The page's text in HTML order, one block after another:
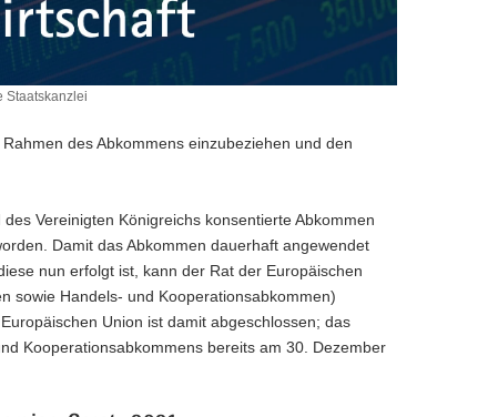
Staatskanzlei
des Abkommens einzubeziehen und den
Vereinigten Königreichs konsentierte Abkommen
Damit das Abkommen dauerhaft angewendet
nun erfolgt ist, kann der Rat der Europäischen
sowie Handels- und Kooperationsabkommen)
Union ist damit abgeschlossen; das
Kooperationsabkommens bereits am 30. Dezember